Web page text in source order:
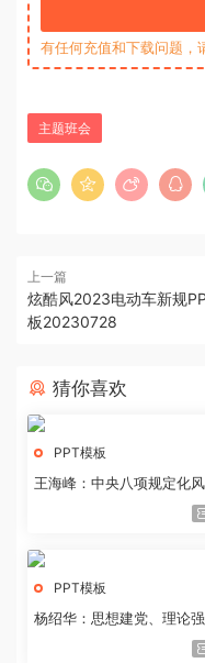
有任何充值和下载问题
主题班会
上一篇
炫酷风2023电动车新规
板20230728
猜你喜欢
PPT模板
王海峰：中央八项规定化
PPT模板
杨绍华：思想建党、理论